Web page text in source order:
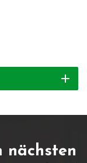
nächsten